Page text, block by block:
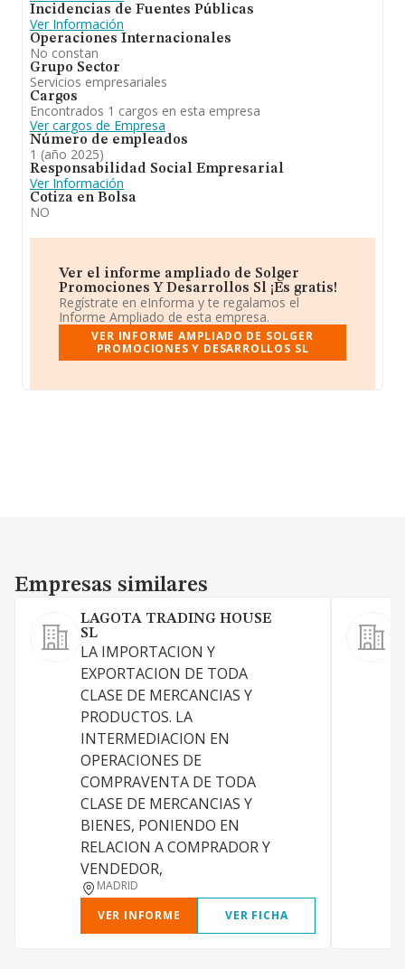
Incidencias de Fuentes Públicas
Ver Información
Operaciones Internacionales
No constan
Grupo Sector
Servicios empresariales
Cargos
Encontrados 1 cargos en esta empresa
Ver cargos de Empresa
Número de empleados
1 (año 2025)
Responsabilidad Social Empresarial
Ver Información
Cotiza en Bolsa
NO
Ver el informe ampliado de Solger
Promociones Y Desarrollos Sl ¡Es gratis!
Regístrate en eInforma y te regalamos el
Informe Ampliado de esta empresa.
VER INFORME AMPLIADO DE SOLGER
PROMOCIONES Y DESARROLLOS SL
Empresas similares
Empresas similares
LAGOTA TRADING HOUSE
SL
LA IMPORTACION Y
EXPORTACION DE TODA
CLASE DE MERCANCIAS Y
PRODUCTOS. LA
INTERMEDIACION EN
OPERACIONES DE
COMPRAVENTA DE TODA
CLASE DE MERCANCIAS Y
BIENES, PONIENDO EN
RELACION A COMPRADOR Y
VENDEDOR,
MADRID
VER INFORME
VER FICHA